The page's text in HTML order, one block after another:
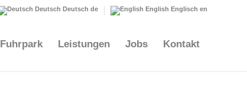
Deutsch Deutsch de English Englisch en
Fuhrpark Leistungen Jobs Kontakt